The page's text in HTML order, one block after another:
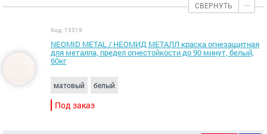
СВЕРНУТЬ
Код: 13319
NEOMID METAL / НЕОМИД МЕТАЛЛ краска огнезащитная
для металла, предел огнестойкости до 90 минут, белый,
60кг
матовый белый
Под заказ